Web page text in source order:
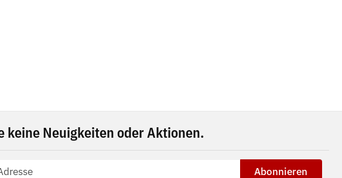
keine Neuigkeiten oder Aktionen.
Abonnieren